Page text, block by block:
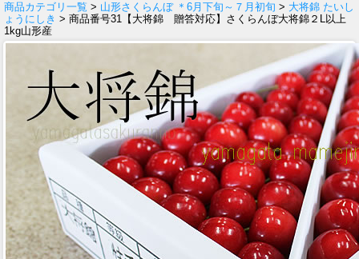
商品カテゴリ一覧 > 山形さくらんぼ ＊6月下旬～７月初旬 > 大将錦 たいし
ょうにしき > 商品番号31【大将錦 贈答対応】さくらんぼ大将錦２L以上
1kg山形産